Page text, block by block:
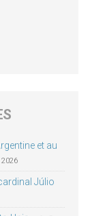
et au
Júlio